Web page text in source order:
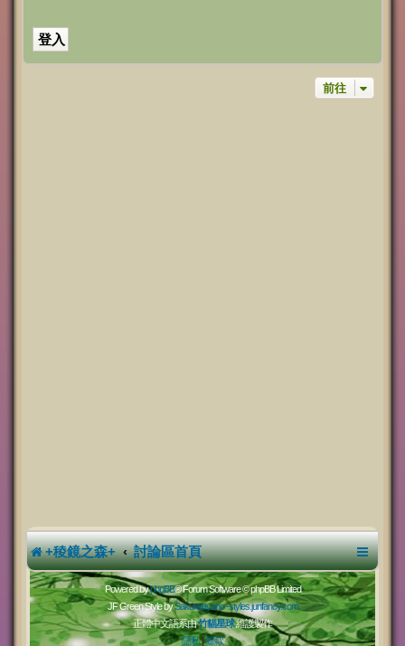
前往
+稜鏡之森+ 討論區首頁
Powered byphpBB® Forum Software © phpBB Limited
JF Green Style bySakuraiayano -styles.junfancy.com
正體中文語系由竹貓星球維護製作
隱私|條款